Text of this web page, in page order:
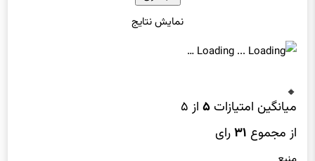
نمایش نتایج
Loading …
میانگین امتیازات۵ از ۵
از مجموع ۳۱رای